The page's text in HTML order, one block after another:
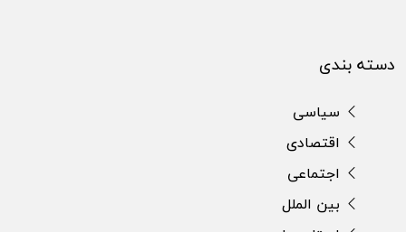
دسته بندی
سیاسی
اقتصادی
اجتماعی
بین الملل